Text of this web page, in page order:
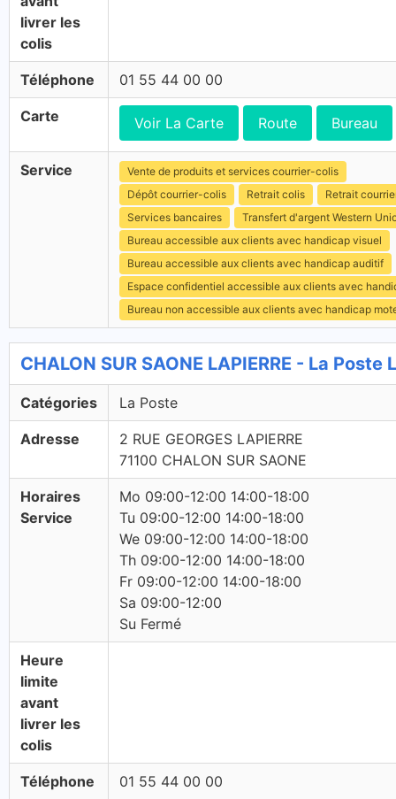
livrer les
colis
Téléphone 01 55 44 00 00
Carte Voir La Carte Route Bureau
Service
Vente de produits et services courrier-colis
Dépôt courrier-colis
Retrait colis
Retrait
Services bancaires
Transfert d'argent Western
Bureau accessible aux clients avec handicap visuel
Bureau accessible aux clients avec handicap auditif
Espace confidentiel accessible aux clients avec
Bureau non accessible aux clients avec handicap
CHALON SUR SAONE LAPIERRE - La Poste
Catégories La Poste
Adresse
2 RUE GEORGES LAPIERRE
71100 CHALON SUR SAONE
Horaires
Service
Mo 09:00-12:00 14:00-18:00
Tu 09:00-12:00 14:00-18:00
We 09:00-12:00 14:00-18:00
Th 09:00-12:00 14:00-18:00
Fr 09:00-12:00 14:00-18:00
Sa 09:00-12:00
Su Fermé
Heure
limite
avant
livrer les
colis
Téléphone 01 55 44 00 00